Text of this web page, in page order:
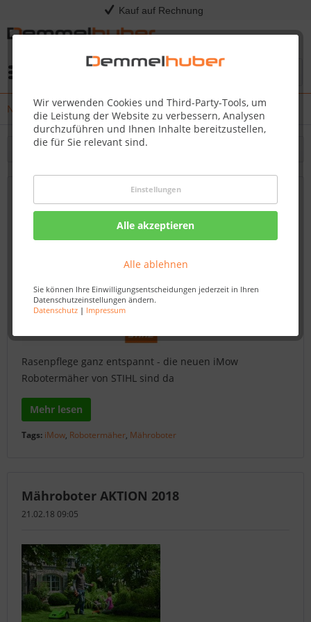
Kauf auf Rechnung
Wir verwenden Cookies und Third-Party-Tools, um
die Leistung der Website zu verbessern, Analysen
durchzuführen und Ihnen Inhalte bereitzustellen,
die für Sie relevant sind.
Einstellungen
Alle akzeptieren
Alle ablehnen
Sie können Ihre Einwilligungsentscheidungen jederzeit in Ihren
Datenschutzeinstellungen ändern.
Datenschutz| Impressum
News
Filtern
Rasenpflege ganz entspannt
Rasenpflege ganz entspannt - die neuen iMow
Robotermäher von STIHL sind da
Mehr lesen
Tags: iMow, Robotermäher, Mähroboter
Mähroboter AKTION 2018
21.02.18 09:05